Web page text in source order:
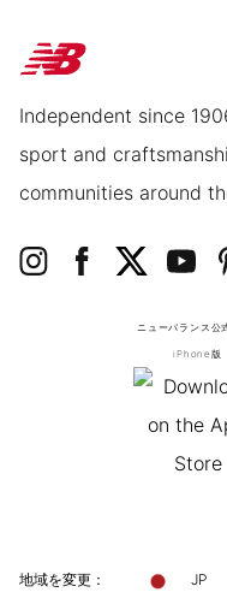
Independent since
sport and
communities around
ニューバランス公
iPhone版
地域を変更： JP